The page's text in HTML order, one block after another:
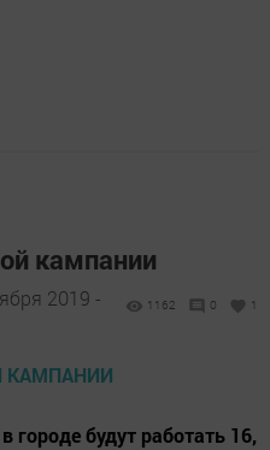
кампании
2019 -
1162 0 1
городе будут работать 16,